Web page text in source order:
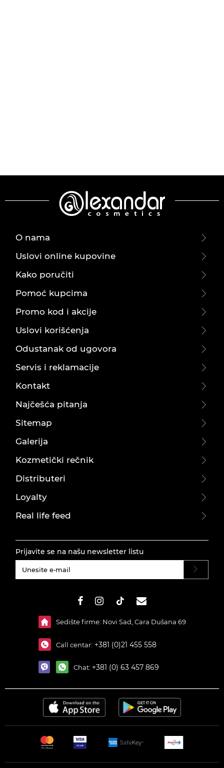
O nama
Uslovi online kupovine
Kako poručiti
Pomoć kupcima
Promo kod i akcije
Uslovi korišćenja
Odustanak od ugovora
Servis i reklamacije
Kontakt
Najčešća pitanja
Sitemap
Galerija
Kozmetički rečnik
Distributeri
Loyalty
Real life feed
Prijavite se na našu newsletter listu
Sedište firme: Novi Sad, Cara Dušana 69
Call centar: +381 (0)21 455 558
Chat: +381 (0) 63 457 869